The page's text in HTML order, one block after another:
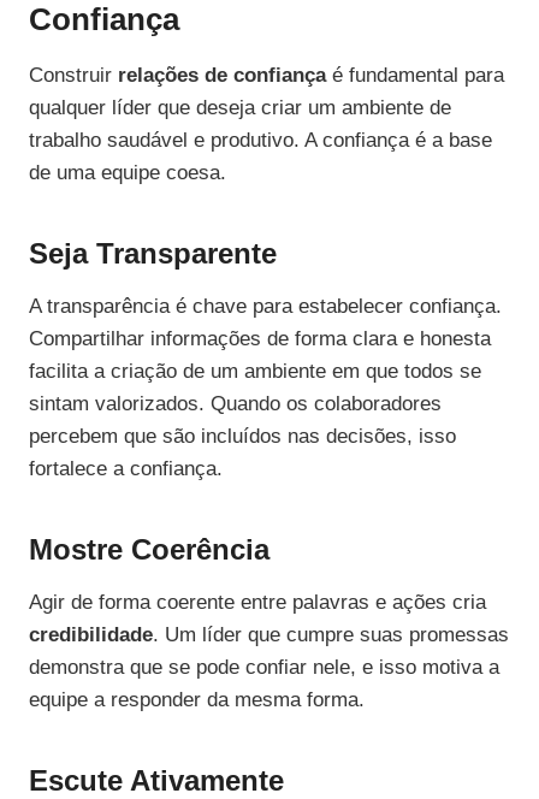
Confiança
Construir relações de confiançaé fundamental para
qualquer líder que deseja criar um ambiente de
trabalho saudável e produtivo. A confiança é a base
de uma equipe coesa.
Seja Transparente
A transparência é chave para estabelecer confiança.
Compartilhar informações de forma clara e honesta
facilita a criação de um ambiente em que todos se
sintam valorizados. Quando os colaboradores
percebem que são incluídos nas decisões, isso
fortalece a confiança.
Mostre Coerência
Agir de forma coerente entre palavras e ações cria
credibilidade. Um líder que cumpre suas promessas
demonstra que se pode confiar nele, e isso motiva a
equipe a responder da mesma forma.
Escute Ativamente